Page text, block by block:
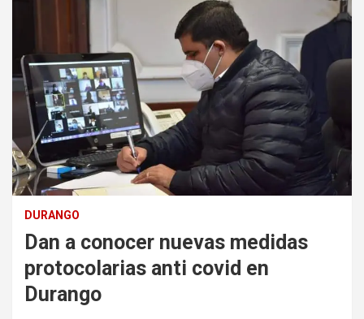
DURANGO
Dan a conocer nuevas medidas
protocolarias anti covid en
Durango